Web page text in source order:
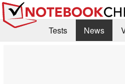
Tests News